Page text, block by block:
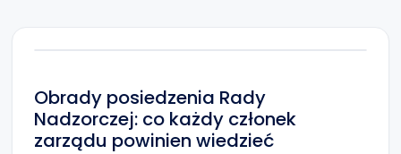
Obrady posiedzenia Rady
Nadzorczej: co każdy członek
zarządu powinien wiedzieć